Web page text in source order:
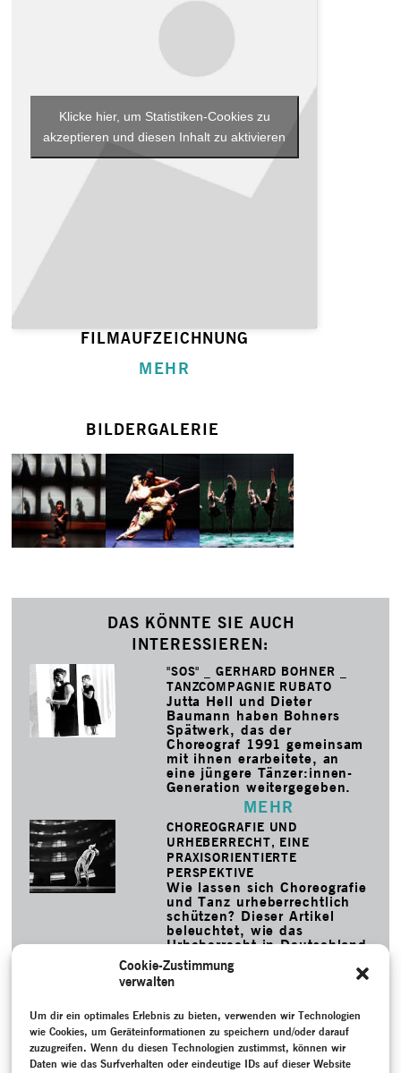
Cookie-Zustimmung
verwalten
Um dir ein optimales Erlebnis zu bieten, verwenden wir Technologien
wie Cookies, um Geräteinformationen zu speichern und/oder darauf
zuzugreifen. Wenn du diesen Technologien zustimmst, können wir
Daten wie das Surfverhalten oder eindeutige IDs auf dieser Website
Klicke hier, um Statistiken-Cookies zu
akzeptieren und diesen Inhalt zu aktivieren
FILMAUFZEICHNUNG
MEHR
BILDERGALERIE
DAS KÖNNTE SIE AUCH
INTERESSIEREN:
"SOS" _ GERHARD BOHNER _
TANZCOMPAGNIE RUBATO
Jutta Hell und Dieter
Baumann haben Bohners
Spätwerk, das der
Choreograf 1991 gemeinsam
mit ihnen erarbeitete, an
eine jüngere Tänzer:innen-
Generation weitergegeben.
MEHR
CHOREOGRAFIE UND
URHEBERRECHT, EINE
PRAXISORIENTIERTE
PERSPEKTIVE
Wie lassen sich Choreografie
und Tanz urheberrechtlich
schützen? Dieser Artikel
beleuchtet, wie das
Urheberrecht in Deutschland
auf Tanz und
choreografische Werke
angewendet wird – und
dabei auftreten.
MEHR